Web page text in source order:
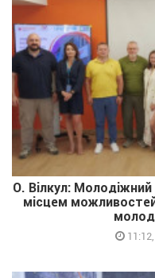
О. Вілкул:
місцем
11:12,